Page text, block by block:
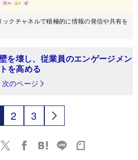
クチャネルで積極的に情報の発信や共有を
を壊し、従業員のエンゲージメン
トを高める
次のページ
2 3